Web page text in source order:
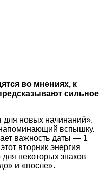
во мнениях, к
сильное
новых начинаний».
вспышку.
важность даты — 1
вторник энергия
некоторых знаков
и «после».